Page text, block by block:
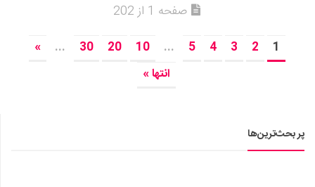
صفحه 1 از 202
1
2
3
4
5
...
10
20
30
...
»
انتها »
پر بحث‌ترین‌ها